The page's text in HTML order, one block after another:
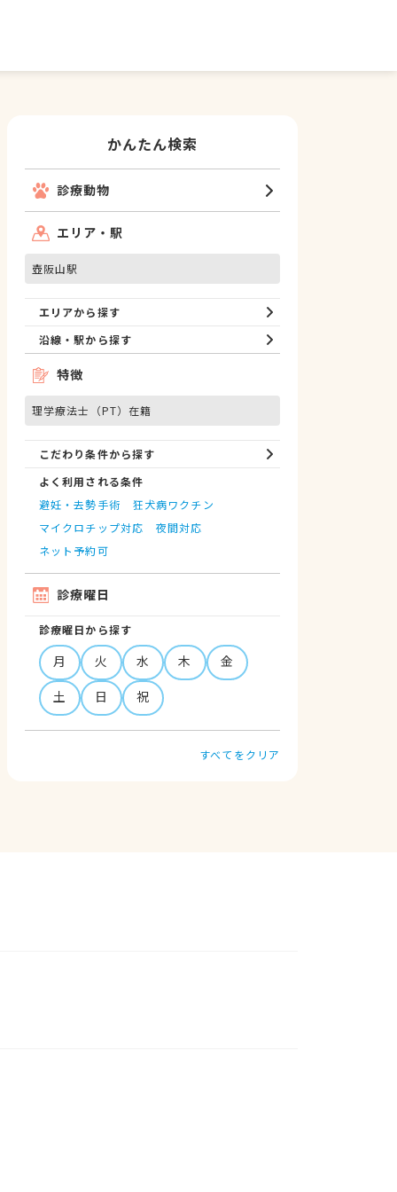
かんたん検索
診療動物
エリア・駅
壺阪山駅
エリアから探す
沿線・駅から探す
特徴
理学療法士（PT）在籍
こだわり条件から探す
よく利用される条件
避妊・去勢手術
狂犬病ワクチン
マイクロチップ対応
夜間対応
ネット予約可
診療曜日
診療曜日から探す
月 火 水 木
金
土
日 祝
すべてをクリア